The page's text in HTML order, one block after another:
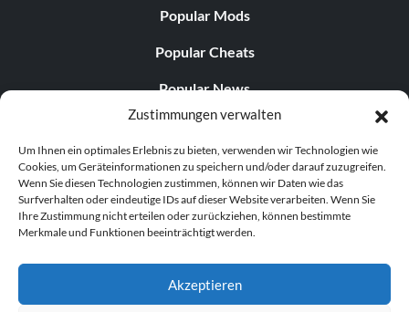
Zustimmungen verwalten
Um Ihnen ein optimales Erlebnis zu bieten, verwenden wir Technologien wie
Cookies, um Geräteinformationen zu speichern und/oder darauf zuzugreifen.
Wenn Sie diesen Technologien zustimmen, können wir Daten wie das
Surfverhalten oder eindeutige IDs auf dieser Website verarbeiten. Wenn Sie
Ihre Zustimmung nicht erteilen oder zurückziehen, können bestimmte
Merkmale und Funktionen beeinträchtigt werden.
Akzeptieren
Popular Mods
Popular Cheats
Popular News
Popular Editorials
Popular Free Games
LATEST UPDATES